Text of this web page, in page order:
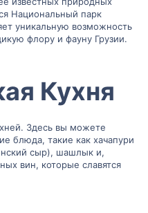
Национальный парк
уникальную возможность
флору и фауну Грузии.
Кухня​
Здесь вы можете
блюда, такие как хачапури
сыр), шашлык и,
вин, которые славятся